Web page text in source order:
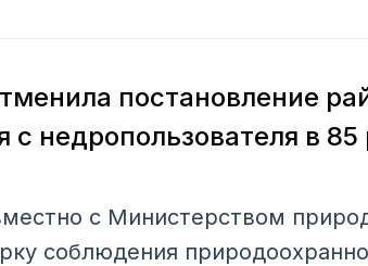
постановление
недропользователя в 85
с Министерством
соблюдения